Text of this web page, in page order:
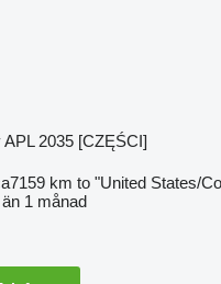
2035 [CZĘŚCI]
7159 km to "United States/
1 månad